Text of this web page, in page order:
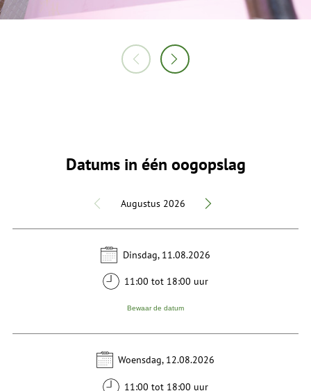
Datums in één oogopslag
Augustus 2026
Dinsdag, 11.08.2026
11:00 tot 18:00 uur
Bewaar de datum
Woensdag, 12.08.2026
11:00 tot 18:00 uur